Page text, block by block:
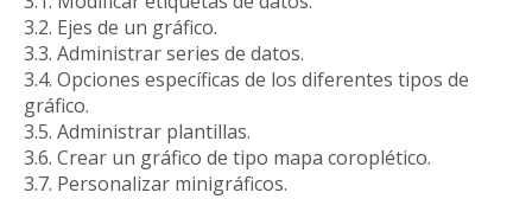
3.2. Ejes de un gráfico.
3.3. Administrar series de datos.
3.4. Opciones específicas de los diferentes tipos de
gráfico.
3.5. Administrar plantillas.
3.6. Crear un gráfico de tipo mapa coroplético.
3.7. Personalizar minigráficos.